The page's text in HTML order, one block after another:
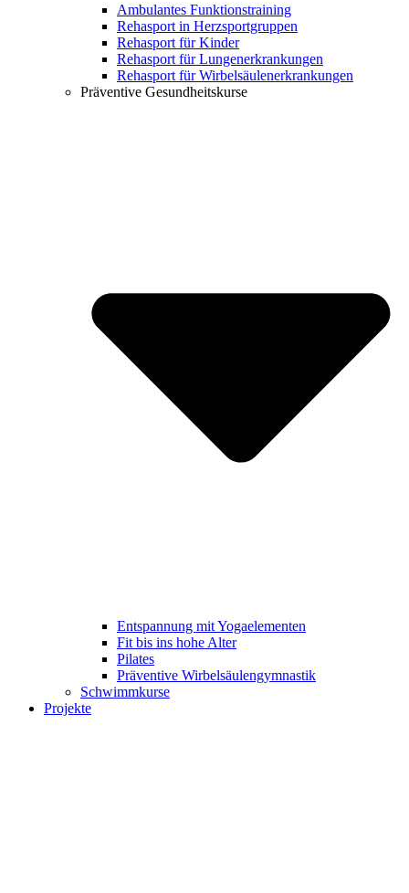
Ambulantes Funktionstraining
Rehasport in Herzsportgruppen
Rehasport für Kinder
Rehasport für Lungenerkrankungen
Rehasport für Wirbelsäulenerkrankungen
Präventive Gesundheitskurse
Entspannung mit Yogaelementen
Fit bis ins hohe Alter
Pilates
Präventive Wirbelsäulengymnastik
Schwimmkurse
Projekte